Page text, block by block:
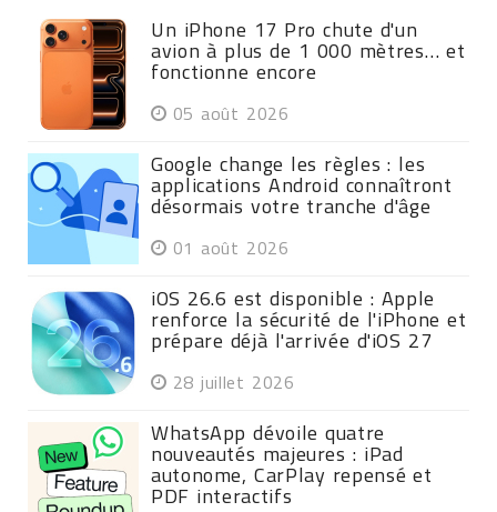
Un iPhone 17 Pro chute d'un
avion à plus de 1 000 mètres… et
fonctionne encore
05 août 2026
Google change les règles : les
applications Android connaîtront
désormais votre tranche d'âge
01 août 2026
iOS 26.6 est disponible : Apple
renforce la sécurité de l'iPhone et
prépare déjà l'arrivée d'iOS 27
28 juillet 2026
WhatsApp dévoile quatre
nouveautés majeures : iPad
autonome, CarPlay repensé et
PDF interactifs